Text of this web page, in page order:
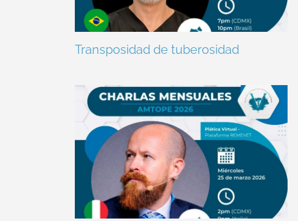
Transposidad de tuberosidad